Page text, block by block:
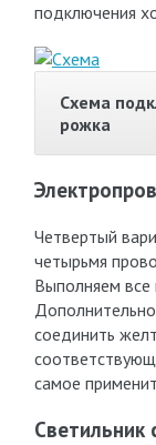
подключения
Схема
рожка
Четвертый
четырьмя
Выполняем все
соединить
самое
Светильник